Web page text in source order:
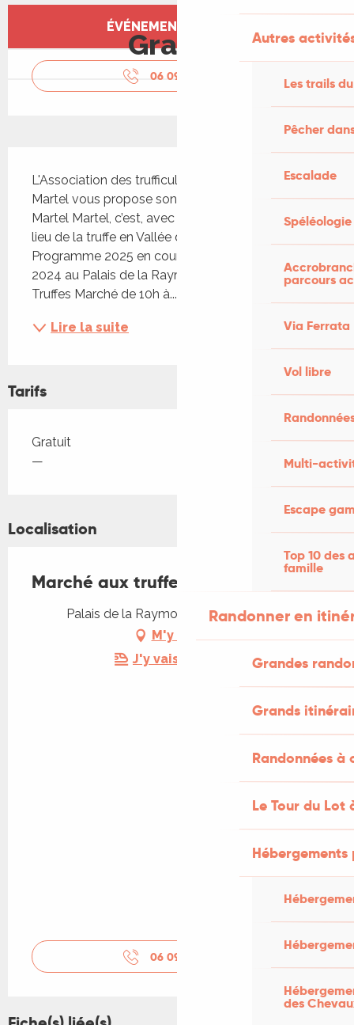
Autres
Les trails
Pêcher
Escalade
Spéléologie
parcours
Via Ferrata
Vol libre
Multi-
Escape
Top 10 des
famille
Randonner en
Grandes
Grands
Randonnées
Le Tour du Lot
des
Ouverture et coordonnées
ÉVÉNEMENT TERMINÉ
Gratuit
06 09 57 45
L'Association des trufficulteurs de la région de
Martel vous propose son marché aux Truffes de
Martel Martel, c’est, avec Cuzance, l’autre haut-
lieu de la truffe en Vallée de la Dordogne.
Programme 2025 en cours Programme 2023-
2024 au Palais de la Raymondie 9h Contrôle des
Truffes Marché de 10h à...
Lire la suite
Tarifs
Tarifs 2026
Gratuit
—
Localisation
Marché aux truffes de Martel
Palais de la Raymondie, 46600 Martel
M'y rendre
J'y vais en train !
06 09 57 45